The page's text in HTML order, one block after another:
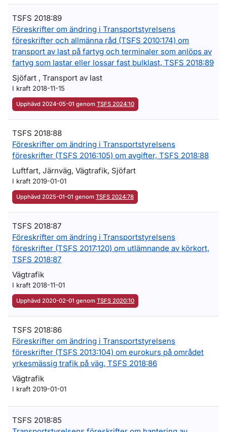
TSFS 2018:89
Föreskrifter om ändring i Transportstyrelsens
föreskrifter och allmänna råd (TSFS 2010:174) om
transport av last på fartyg och terminaler som anlöps av
fartyg som lastar eller lossar fast bulklast, TSFS 2018:89
Sjöfart , Transport av last
I kraft 2018-11-15
Upphävd 2024-05-01 genom TSFS 2024:10
TSFS 2018:88
Föreskrifter om ändring i Transportstyrelsens
föreskrifter (TSFS 2016:105) om avgifter, TSFS 2018:88
Luftfart, Järnväg, Vägtrafik, Sjöfart
I kraft 2019-01-01
Upphävd 2025-01-01 genom TSFS 2024:78
TSFS 2018:87
Föreskrifter om ändring i Transportstyrelsens
föreskrifter (TSFS 2017:120) om utlämnande av körkort,
TSFS 2018:87
Vägtrafik
I kraft 2018-11-01
Upphävd 2020-02-01 genom TSFS 2020:10
TSFS 2018:86
Föreskrifter om ändring i Transportstyrelsens
föreskrifter (TSFS 2013:104) om eurokurs på området
yrkesmässig trafik på väg, TSFS 2018:86
Vägtrafik
I kraft 2019-01-01
TSFS 2018:85